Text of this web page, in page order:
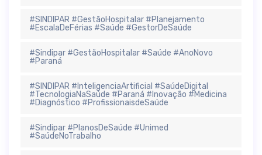
#SINDIPAR #GestãoHospitalar #Planejamento
#EscalaDeFérias #Saúde #GestorDeSaúde
#Sindipar #GestãoHospitalar #Saúde #AnoNovo
#Paraná
#SINDIPAR #InteligenciaArtificial #SaúdeDigital
#TecnologiaNaSaúde #Paraná #Inovação #Medicina
#Diagnóstico #ProfissionaisdeSaúde
#Sindipar #PlanosDeSaúde #Unimed
#SaúdeNoTrabalho